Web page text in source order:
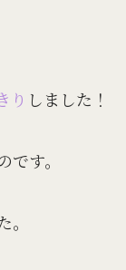
り しました！
です。